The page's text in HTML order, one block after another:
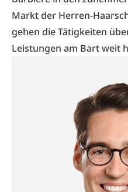
Markt der Herren-
gehen die Tätigkeiten
Leistungen am Bart weit